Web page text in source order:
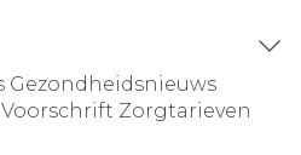
Gezondheidsnieuws
Voorschrift Zorgtarieven